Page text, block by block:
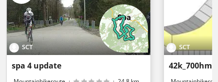
SCT
spa 4 update
SCT